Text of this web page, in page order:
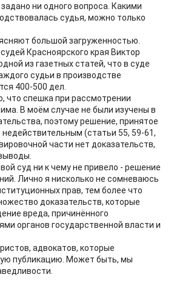
ни одного вопроса. Какими
судья, можно только
большой загруженностью.
Красноярского края Виктор
из газетных статей, что в суде
судьи в производстве
400-500 дел.
что спешка при рассмотрении
В моём случае не были изучены в
поэтому решение, принятое
(статьи 55, 59-61,
части нет доказательств,
суд ни к чему не привело - решение
Лично я нисколько не сомневаюсь
прав, тем более что
доказательств, которые
вреда, причинённого
органов государственной власти и
адвокатов, которые
публикацию. Может быть, мы